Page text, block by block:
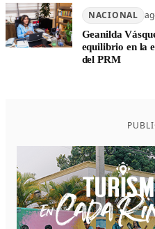
NACIONAL
Geanilda
equilibrio en la
del PRM